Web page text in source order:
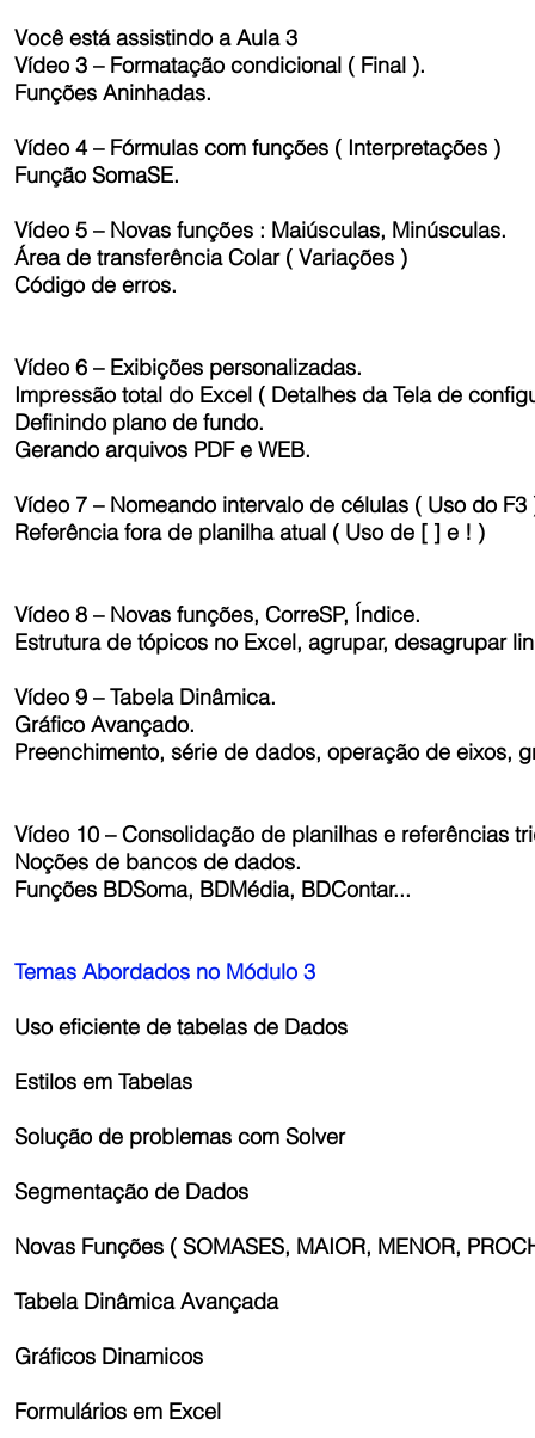
Você está assistindo a Aula 3
Vídeo 3 – Formatação condicional ( Final ).
Funções Aninhadas.
Vídeo 4 – Fórmulas com funções ( Interpretações )
Função SomaSE.
Vídeo 5 – Novas funções : Maiúsculas, Minúsculas.
Área de transferência Colar ( Variações )
Código de erros.
Vídeo 6 – Exibições personalizadas.
Impressão total do Excel ( Detalhes da Tela de
Definindo plano de fundo.
Gerando arquivos PDF e WEB.
Vídeo 7 – Nomeando intervalo de células ( Uso do F3
Referência fora de planilha atual ( Uso de [ ] e ! )
Vídeo 8 – Novas funções, CorreSP, Índice.
Estrutura de tópicos no Excel, agrupar, desagrupar
Vídeo 9 – Tabela Dinâmica.
Gráfico Avançado.
Preenchimento, série de dados, operação de eixos,
Vídeo 10 – Consolidação de planilhas e referências
Noções de bancos de dados.
Funções BDSoma, BDMédia, BDContar...
Temas Abordados no Módulo 3
Uso eficiente de tabelas de Dados
Estilos em Tabelas
Solução de problemas com Solver
Segmentação de Dados
Novas Funções ( SOMASES, MAIOR, MENOR,
Tabela Dinâmica Avançada
Gráficos Dinamicos
Formulários em Excel